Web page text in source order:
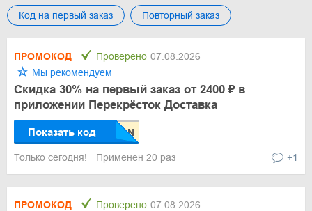
Код на первый заказ Повторный заказ
ПРОМОКОД Проверено 07.08.2026
Мы рекомендуем
Скидка 30% на первый заказ от 2400 ₽ в
приложении Перекрёсток Доставка
Показать код
Только сегодня! Применен 20 раз +1
ПРОМОКОД Проверено 07.08.2026